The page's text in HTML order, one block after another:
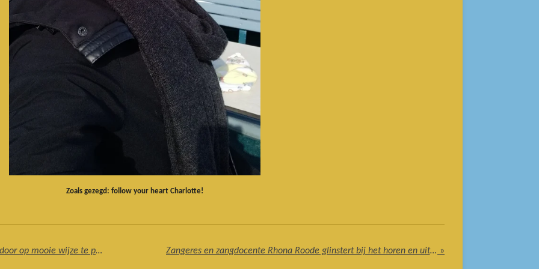
Zoals gezegd: follow your heart Charlotte!
Evelien Bosch verbindt mensen met elkaar door op mooie wijze te presenteren Zangeres en zangdocente Rhona Roode glinstert bij het horen en uitvoeren van zang »